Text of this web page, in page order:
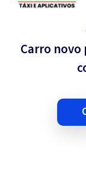
Carro novo